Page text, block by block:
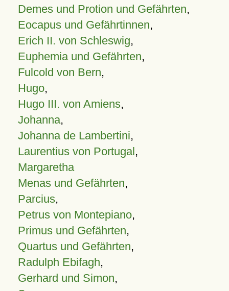
Demes und Protion und Gefährten,
Eocapus und Gefährtinnen,
Erich II. von Schleswig,
Euphemia und Gefährten,
Fulcold von Bern,
Hugo,
Hugo III. von Amiens,
Johanna,
Johanna de Lambertini,
Laurentius von Portugal,
Margaretha
Menas und Gefährten,
Parcius,
Petrus von Montepiano,
Primus und Gefährten,
Quartus und Gefährten,
Radulph Ebifagh,
Gerhard und Simon,